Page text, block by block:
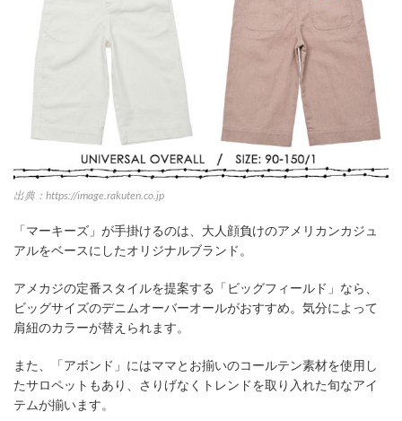
出典：https://image.rakuten.co.jp
「マーキーズ」が手掛けるのは、大人顔負けのアメリカンカジュ
アルをベースにしたオリジナルブランド。
アメカジの定番スタイルを提案する「ビッグフィールド」なら、
ビッグサイズのデニムオーバーオールがおすすめ。気分によって
肩紐のカラーが替えられます。
また、「アボンド」にはママとお揃いのコールテン素材を使用し
たサロペットもあり、さりげなくトレンドを取り入れた旬なアイ
テムが揃います。